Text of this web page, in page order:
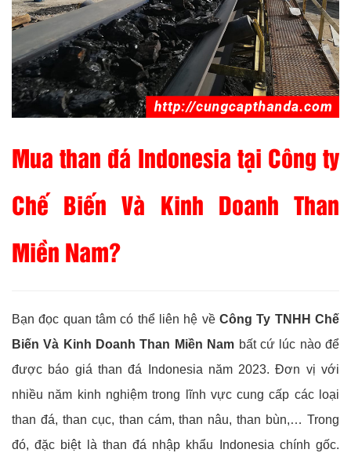
Mua than đá Indonesia tại Công ty
Chế Biến Và Kinh Doanh Than
Miền Nam?
Bạn đọc quan tâm có thể liên hệ về Công Ty TNHH Chế
Biến Và Kinh Doanh Than Miền Nam bất cứ lúc nào để
được báo giá than đá Indonesia năm 2023. Đơn vị với
nhiều năm kinh nghiệm trong lĩnh vực cung cấp các loại
than đá, than cục, than cám, than nâu, than bùn,… Trong
đó, đặc biệt là than đá nhập khẩu Indonesia chính gốc.